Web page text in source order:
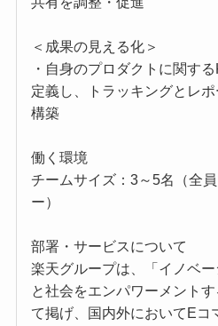
＜成果の見える化＞
・自身のプロダクトに関す
定義し、トラッキングとレ
構築
働く環境
チームサイズ：3～5名（全
ー）
部署・サービスについて
楽天グループは、「イノベ
と社会をエンパワーメント
て掲げ、国内外においてEコ